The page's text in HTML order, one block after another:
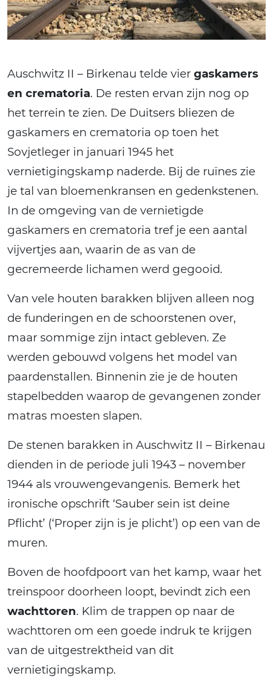
Auschwitz II – Birkenau telde vier gaskamers
en crematoria. De resten ervan zijn nog op
het terrein te zien. De Duitsers bliezen de
gaskamers en crematoria op toen het
Sovjetleger in januari 1945 het
vernietigingskamp naderde. Bij de ruïnes zie
je tal van bloemenkransen en gedenkstenen.
In de omgeving van de vernietigde
gaskamers en crematoria tref je een aantal
vijvertjes aan, waarin de as van de
gecremeerde lichamen werd gegooid.
Van vele houten barakken blijven alleen nog
de funderingen en de schoorstenen over,
maar sommige zijn intact gebleven. Ze
werden gebouwd volgens het model van
paardenstallen. Binnenin zie je de houten
stapelbedden waarop de gevangenen zonder
matras moesten slapen.
De stenen barakken in Auschwitz II – Birkenau
dienden in de periode juli 1943 – november
1944 als vrouwengevangenis. Bemerk het
ironische opschrift ‘Sauber sein ist deine
Pflicht’ (‘Proper zijn is je plicht’) op een van de
muren.
Boven de hoofdpoort van het kamp, waar het
treinspoor doorheen loopt, bevindt zich een
wachttoren. Klim de trappen op naar de
wachttoren om een goede indruk te krijgen
van de uitgestrektheid van dit
vernietigingskamp.